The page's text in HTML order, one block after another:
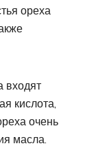
ореха
входят
кислота,
очень
масла.